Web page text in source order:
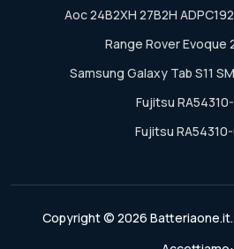
Aoc 24B2XH 27B2H
Range Rover Evoque
Samsung Galaxy Tab S11
Fujitsu
Fujitsu
Copyright © 2026